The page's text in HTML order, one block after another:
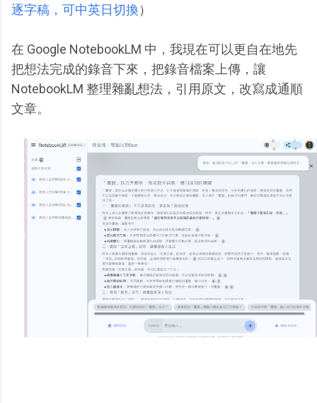
逐字稿，可中英日切換）
在 Google NotebookLM 中，我現在可以更自在地先
把想法完成的錄音下來，把錄音檔案上傳，讓
NotebookLM 整理雜亂想法，引用原文，改寫成通順
文章。